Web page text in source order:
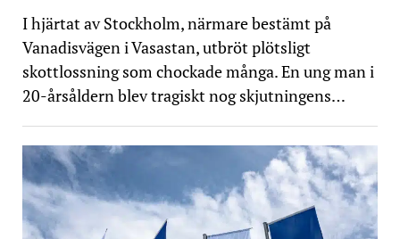
I hjärtat av Stockholm, närmare bestämt på
Vanadisvägen i Vasastan, utbröt plötsligt
skottlossning som chockade många. En ung man i
20-årsåldern blev tragiskt nog skjutningens…